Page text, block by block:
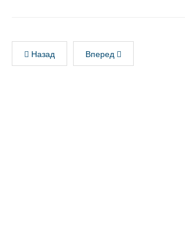
Назад Вперед